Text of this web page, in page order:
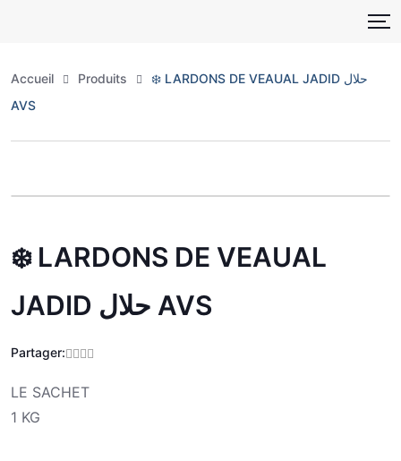
Accueil Produits
❄️ LARDONS DE VEAUAL JADID حلال
AVS
❄️ LARDONS DE VEAUAL
JADID حلال AVS
Partager:
LE SACHET
1 KG